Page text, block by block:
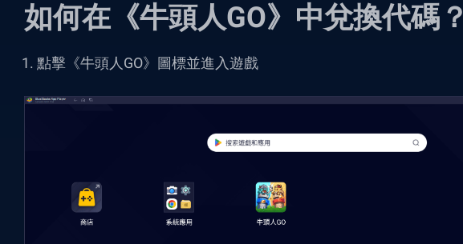
如何在《牛頭人GO》中兌換代碼？
點擊《牛頭人GO》圖標並進入遊戲